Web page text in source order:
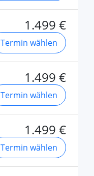
1.499 €
Termin wählen
1.499 €
Termin wählen
1.499 €
Termin wählen